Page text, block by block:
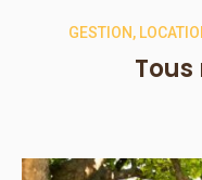
GESTION,